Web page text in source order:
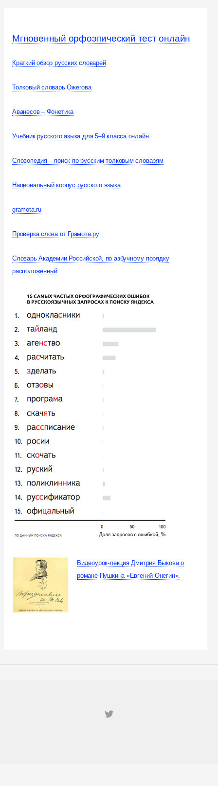
Мгновенный орфоэпический тест онлайн
Краткий обзор русских словарей
Толковый словарь Ожегова
Аванесов – Фонетика
Учебник русского языка для 5–9 класса онлайн
Словопедия – поиск по русским толковым словарям
Национальный корпус русского языка
gramota.ru
Проверка слова от Грамота.ру
Словарь Академии Российской, по азбучному порядку
расположенный
Видеоурок-лекция Дмитрия Быкова о
романе Пушкина «Евгений Онегин».